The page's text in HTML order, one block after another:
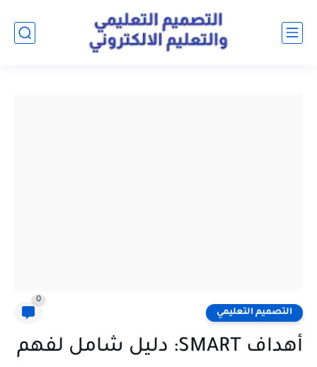
التصميم التعليمي
0
أهداف SMART: دليل شامل لفهم